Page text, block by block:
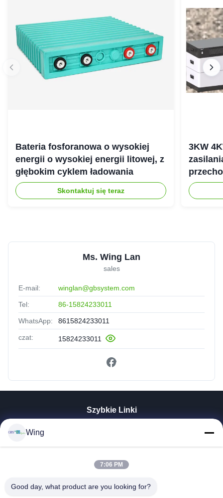
Bateria fosforanowa o wysokiej
energii o wysokiej energii litowej, z
głębokim cyklem ładowania
Skontaktuj się teraz
3KW
Ms. Wing Lan
sales
E-mail: winglan@gbsystem.com
Tel: 86-15824233011
WhatsApp: 8615824233011
czat: 15824233011
Szybkie Linki
Pokaz VR
Wycieczka Po Fabryce
Wing
7:06 PM
Good day, what product are you looking for?